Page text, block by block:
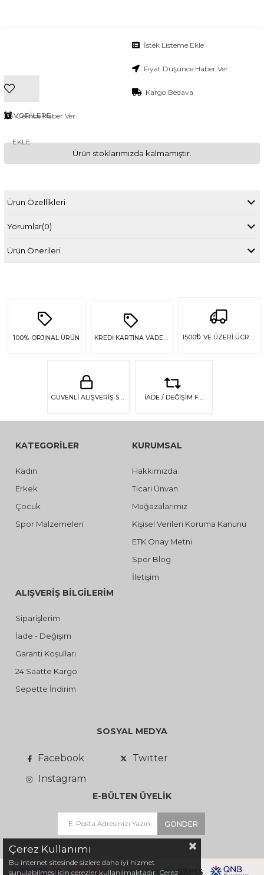
FAVORILERE
EKLE
İstek Listeme Ekle
Fiyat Düşünce Haber Ver
Kargo Bedava
Gelince Haber Ver
Ürün stoklarımızda kalmamıştır.
Ürün Özellikleri
Yorumlar(0)
Ürün Önerileri
100% ORJİNAL ÜRÜN 1500₺ VE ÜZERİ ÜCRETSİZ KARGO
GÜVENLİ ALIŞVERİŞ SSL GÜVENLİĞİ İADE / DEĞİŞİM FIRSATI
KATEGORİLER
Kadın
Erkek
Çocuk
Spor Malzemeleri
KURUMSAL
Hakkımızda
Ticari Ünvan
Mağazalarımız
Kişisel Verileri Koruma Kanunu
ETK Onay Metni
Spor Blog
İletişim
ALIŞVERİŞ BİLGİLERİM
Siparişlerim
İade - Değişim
Garanti Koşulları
24 Saatte Kargo
Sepette İndirim
SOSYAL MEDYA
Facebook
Twitter
Instagram
E-BÜLTEN ÜYELİK
GÖNDER
Çerez Kullanımı
Bu internet sitesinde sizlere daha iyi hizmet
sunulabilmesi için çerezler kullanılmaktadır. Çerez